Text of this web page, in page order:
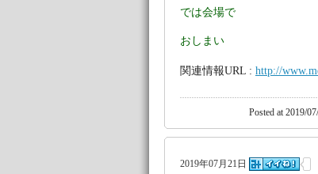
では会場で
おしまい
関連情報URL : http://
Posted at 2019/
2019年07月21日